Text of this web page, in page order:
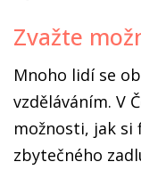
Zvažte
Mnoho lidí se
vzděláváním. V
možnosti, jak si
zbytečného